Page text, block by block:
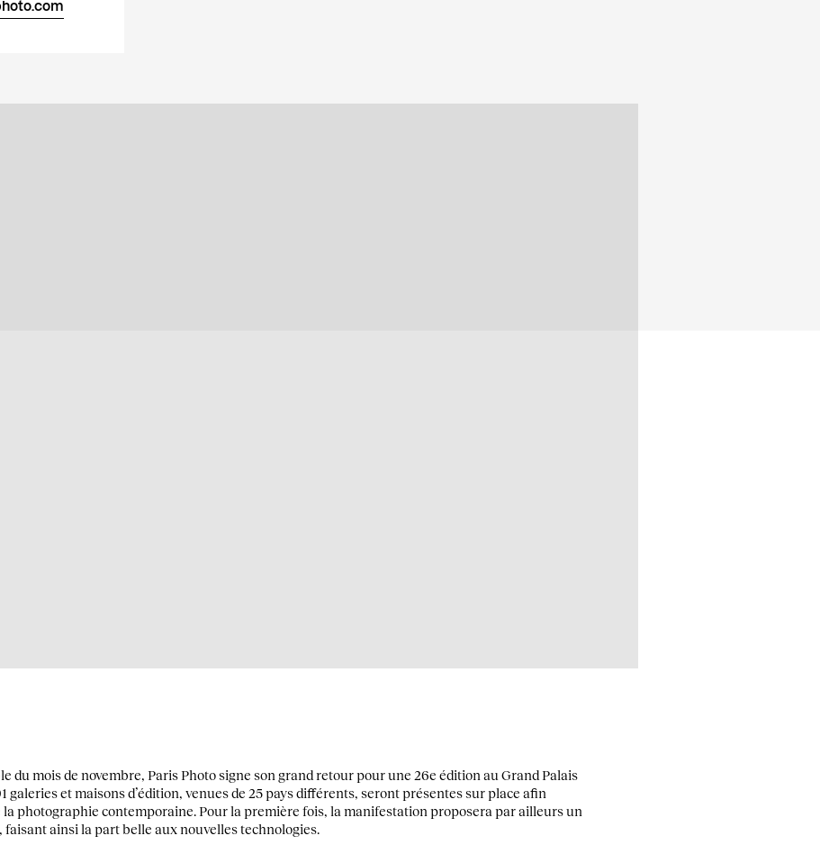
du mois de novembre, Paris Photo signe son grand retour pour une 26e édition au Grand Palais
galeries et maisons d’édition, venues de 25 pays différents, seront présentes sur place afin
la photographie contemporaine. Pour la première fois, la manifestation proposera par ailleurs un
faisant ainsi la part belle aux nouvelles technologies.